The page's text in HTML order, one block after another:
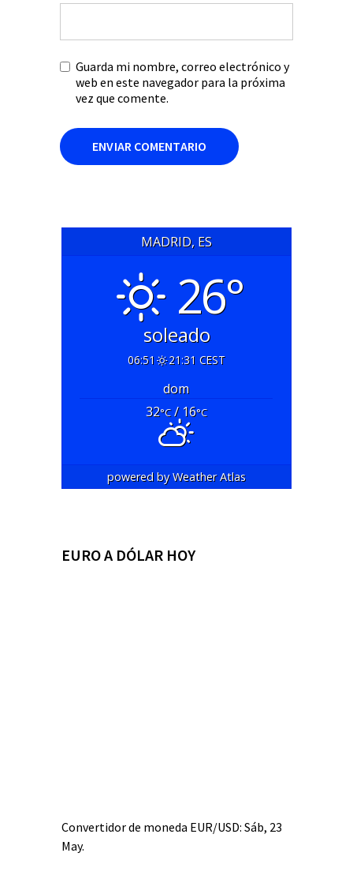
Guarda mi nombre, correo electrónico y
web en este navegador para la próxima
vez que comente.
MADRID, ES
26°
soleado
06:51 21:31 CEST
dom
32°C/ 16°C
powered byWeather Atlas
EURO A DÓLAR HOY
Convertidor de moneda EUR/USD: Sáb, 23
May.